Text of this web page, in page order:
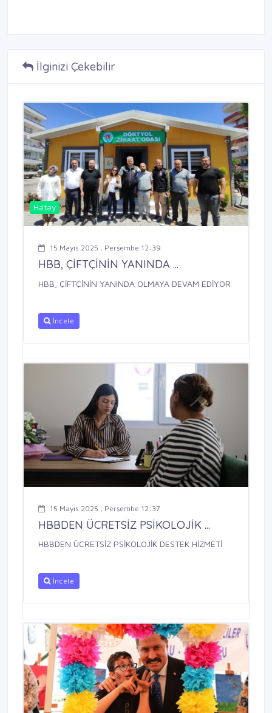
İlginizi Çekebilir
Hatay
15 Mayıs 2025 , Perşembe 12:39
HBB, ÇİFTÇİNİN YANINDA ...
HBB, ÇİFTÇİNİN YANINDA OLMAYA DEVAM EDİYOR
İncele
15 Mayıs 2025 , Perşembe 12:37
HBBDEN ÜCRETSİZ PSİKOLOJİK ...
HBBDEN ÜCRETSİZ PSİKOLOJİK DESTEK HİZMETİ
İncele